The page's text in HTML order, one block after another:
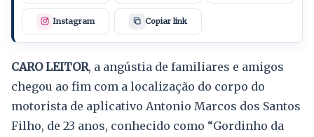
Instagram Copiar link
CARO LEITOR, a angústia de familiares e amigos
chegou ao fim com a localização do corpo do
motorista de aplicativo Antonio Marcos dos Santos
Filho, de 23 anos, conhecido como “Gordinho da